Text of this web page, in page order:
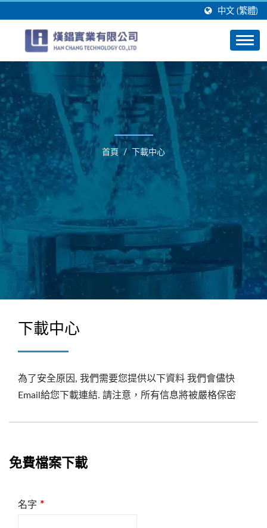
中文 (繁體)
首頁 / 下載中心
下載中心
為了安全原因, 我們需要您提供以下資料 我們會儘快
Email給您下載連結. 請注意，所有信息將被嚴格保密
免費檔案下載
名字 *